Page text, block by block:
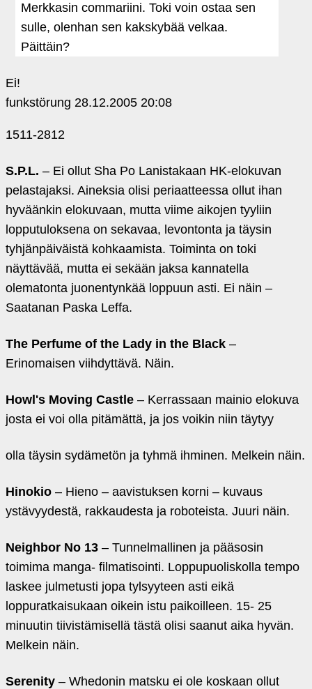
Merkkasin commariini. Toki voin ostaa sen
sulle, olenhan sen kakskybää velkaa.
Päittäin?
Ei!
funkstörung 28.12.2005 20:08
1511-2812
S.P.L. – Ei ollut Sha Po Lanistakaan HK-elokuvan
pelastajaksi. Aineksia olisi periaatteessa ollut ihan
hyväänkin elokuvaan, mutta viime aikojen tyyliin
lopputuloksena on sekavaa, levontonta ja täysin
tyhjänpäiväistä kohkaamista. Toiminta on toki
näyttävää, mutta ei sekään jaksa kannatella
olematonta juonentynkää loppuun asti. Ei näin –
Saatanan Paska Leffa.
The Perfume of the Lady in the Black –
Erinomaisen viihdyttävä. Näin.
Howl's Moving Castle – Kerrassaan mainio elokuva
josta ei voi olla pitämättä, ja jos voikin niin täytyy
olla täysin sydämetön ja tyhmä ihminen. Melkein näin.
Hinokio – Hieno – aavistuksen korni – kuvaus
ystävyydestä, rakkaudesta ja roboteista. Juuri näin.
Neighbor No 13 – Tunnelmallinen ja pääsosin
toimima manga- filmatisointi. Loppupuoliskolla tempo
laskee julmetusti jopa tylsyyteen asti eikä
loppuratkaisukaan oikein istu paikoilleen. 15- 25
minuutin tiivistämisellä tästä olisi saanut aika hyvän.
Melkein näin.
Serenity – Whedonin matsku ei ole koskaan ollut